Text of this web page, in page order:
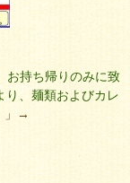
お持ち帰りのみに致
り、麺類およびカレ
」→